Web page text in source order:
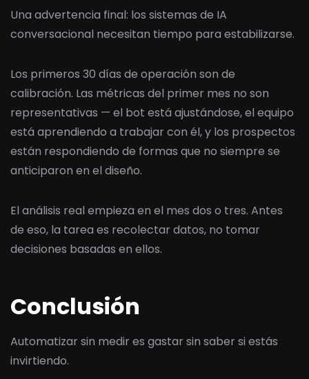
Una advertencia final: los sistemas de IA
conversacional necesitan tiempo para estabilizarse.
Los primeros 30 días de operación son de
calibración. Las métricas del primer mes no son
representativas — el bot está ajustándose, el equipo
está aprendiendo a trabajar con él, y los prospectos
están respondiendo de formas que no siempre se
anticiparon en el diseño.
El análisis real empieza en el mes dos o tres. Antes
de eso, la tarea es recolectar datos, no tomar
decisiones basadas en ellos.
Conclusión
Automatizar sin medir es gastar sin saber si estás
invirtiendo.